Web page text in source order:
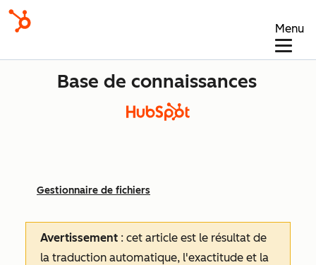
Menu
Base de connaissances
Gestionnaire de fichiers
Avertissement : cet article est le résultat de
la traduction automatique, l'exactitude et la